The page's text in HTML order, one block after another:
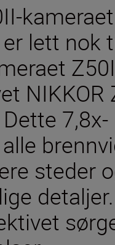
lett nok
NIKKOR
7,8x-
steder
detaljer.